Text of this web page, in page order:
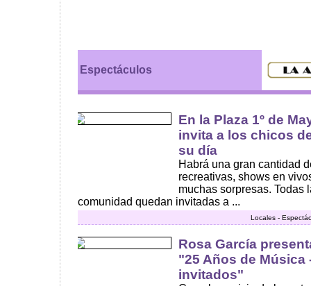
Espectáculos
En la Plaza 1º de
invita a los chicos
su día
Habrá una gran cantidad
recreativas, shows en
muchas sorpresas. Todas
comunidad quedan invitadas a ...
Locales -
Rosa García
"25 Años de Música
invitados"